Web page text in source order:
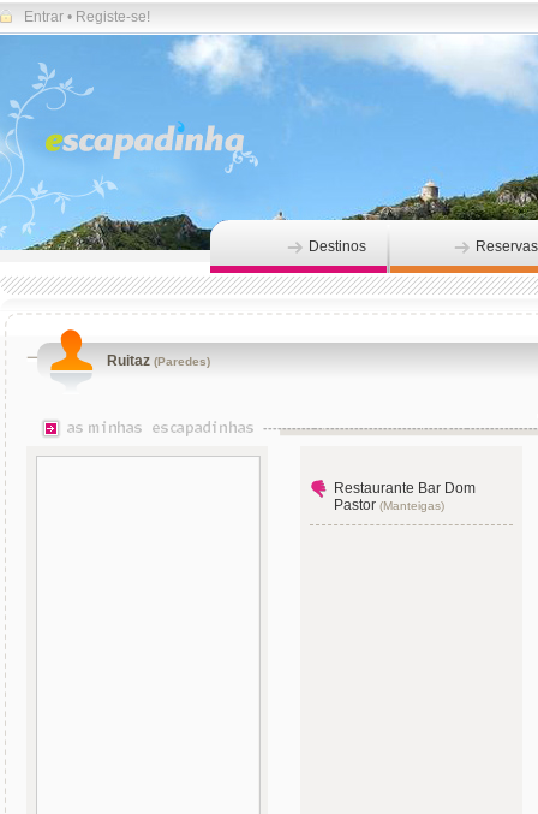
Entrar • Registe-se!
Destinos Reservas
Ruitaz (Paredes)
Restaurante Bar Dom
Pastor (Manteigas)